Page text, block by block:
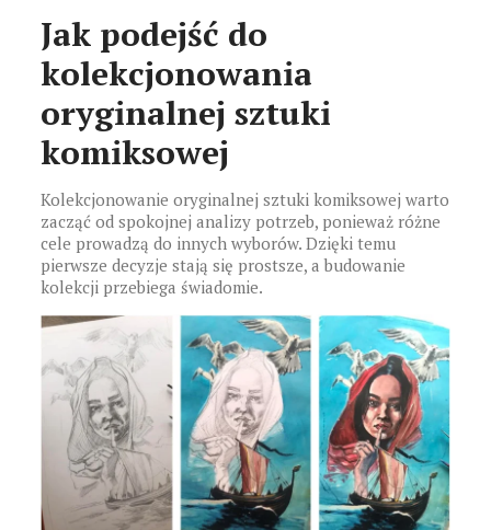
Jak podejść do
kolekcjonowania
oryginalnej sztuki
komiksowej
Kolekcjonowanie oryginalnej sztuki komiksowej warto
zacząć od spokojnej analizy potrzeb, ponieważ różne
cele prowadzą do innych wyborów. Dzięki temu
pierwsze decyzje stają się prostsze, a budowanie
kolekcji przebiega świadomie.